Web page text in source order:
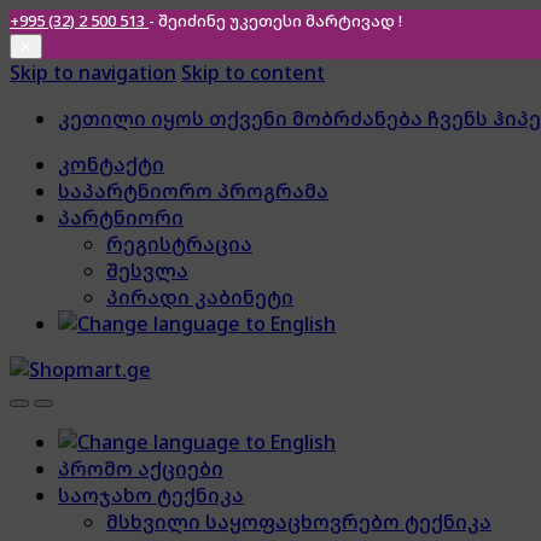
+995 (32) 2 500 513 - შეიძინე უკეთესი მარტივად !
Skip to navigation Skip to content
კეთილი იყოს თქვენი მობრძანება ჩვენს
კონტაქტი
საპარტნიორო პროგრამა
პარტნიორი
რეგისტრაცია
შესვლა
პირადი კაბინეტი
პრომო აქციები
საოჯახო ტექნიკა
მსხვილი საყოფაცხოვრებო ტექნიკა